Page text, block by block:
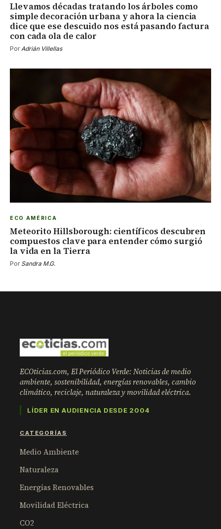
Llevamos décadas tratando los árboles como
simple decoración urbana y ahora la ciencia
dice que ese descuido nos está pasando factura
con cada ola de calor
PorAdrián Villellas
ECO AMÉRICA
Meteorito Hillsborough: científicos descubren
compuestos clave para entender cómo surgió
la vida en la Tierra
Por Sandra M.G.
ECOticias.com, El Periódico Verde: Noticias de medio
ambiente, sostenibilidad, energías renovables, cambio
climático, reciclaje, naturaleza y movilidad eléctrica.
LÍDER EN AUDIENCIA DESDE 2004
CATEGORÍAS
Medio Ambiente
Naturaleza
Energías Renovables
Movilidad Eléctrica
CO2